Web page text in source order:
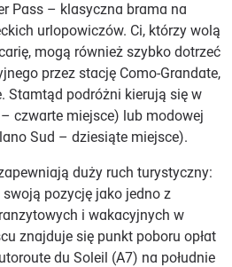
Pass – klasyczna brama na
urlopowiczów. Ci, którzy wolą
mogą również szybko dotrzeć
przez stację Como-Grandate,
Stamtąd podróżni kierują się w
czwarte miejsce) lub modowej
Sud – dziesiąte miejsce).
duży ruch turystyczny:
pozycję jako jedno z
i wakacyjnych w
znajduje się punkt poboru opłat
du Soleil (A7) na południe